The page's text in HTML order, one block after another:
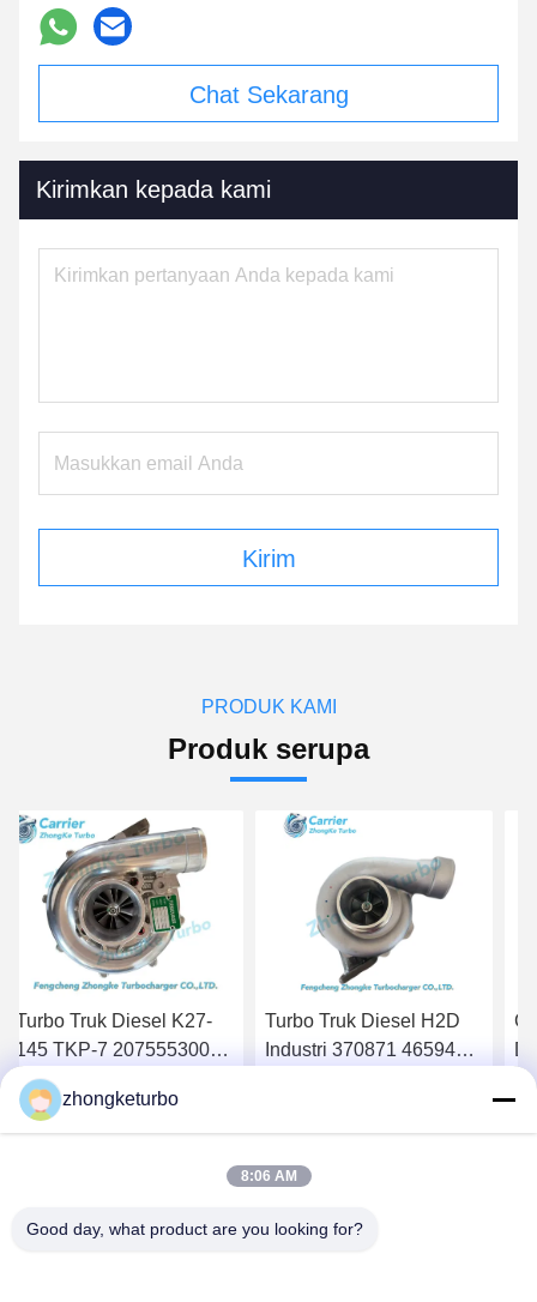
Chat Sekarang
Kirimkan kepada kami
Kirim
PRODUK KAMI
Produk serupa
Turbo Truk Diesel K27-
145 TKP-7 2075553001
1118013 314448 untuk
Mesin Kamaz FD46
Dapatkan Harga Terbaik
Turbo Truk Diesel H2D
Industri 370871 465942-
Mesin DAF
zhongketurbo
8:06 AM
Good day, what product are you looking for?